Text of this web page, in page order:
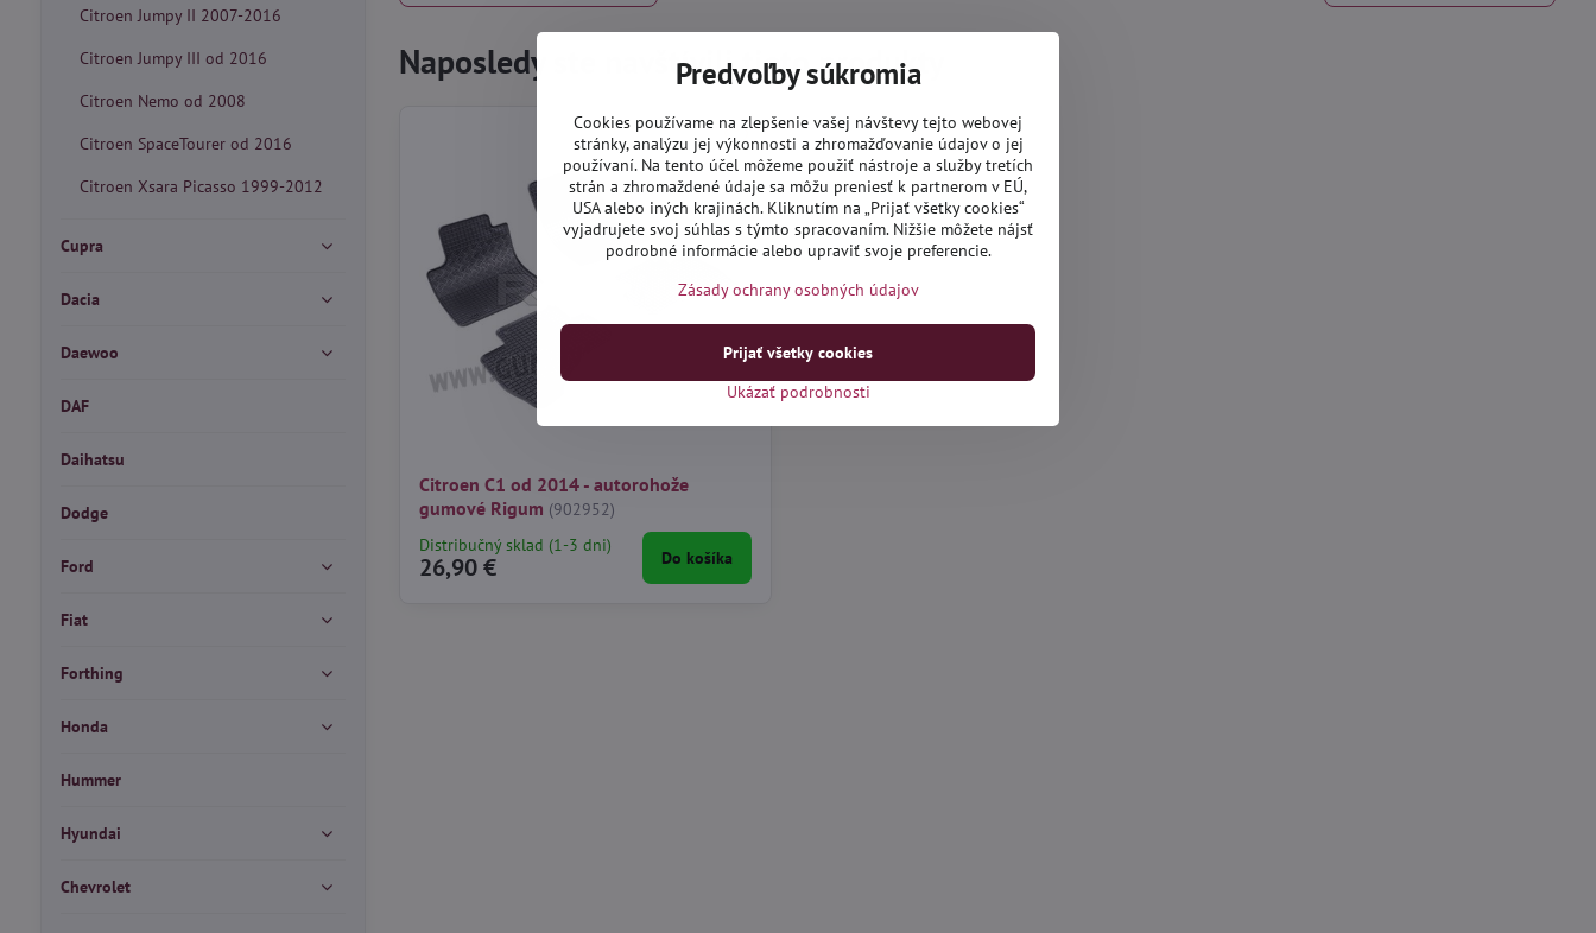
Naposledy ste navštívili tieto produkty
Citroen C1 od 2014 - autorohože
gumové Rigum (902952)
Distribučný sklad (1-3 dni)
26,90 € Do košíka
Citroen Jumpy II 2007-2016
Citroen Jumpy III od 2016
Citroen Nemo od 2008
Citroen SpaceTourer od 2016
Citroen Xsara Picasso 1999-2012
Cupra
Dacia
Daewoo
DAF
Daihatsu
Dodge
Ford
Fiat
Forthing
Honda
Hummer
Hyundai
Chevrolet
Predvoľby súkromia
Cookies používame na zlepšenie vašej návštevy tejto webovej
stránky, analýzu jej výkonnosti a zhromažďovanie údajov o jej
používaní. Na tento účel môžeme použiť nástroje a služby tretích
strán a zhromaždené údaje sa môžu preniesť k partnerom v EÚ,
USA alebo iných krajinách. Kliknutím na „Prijať všetky cookies“
vyjadrujete svoj súhlas s týmto spracovaním. Nižšie môžete nájsť
podrobné informácie alebo upraviť svoje preferencie.
Zásady ochrany osobných údajov
Ukázať podrobnosti
Prijať všetky cookies